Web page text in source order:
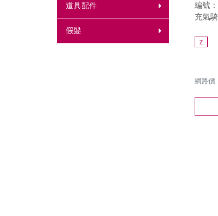
道具配件
假髮
編號
充氣
Z
網路價